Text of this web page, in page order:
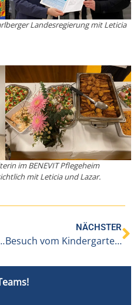
Landesregierung mit Leticia
im BENEVIT Pflegeheim
mit Leticia und Lazar.
Alberschwende
NÄCHSTER
Besuch vom Kindergarten Alberschwende